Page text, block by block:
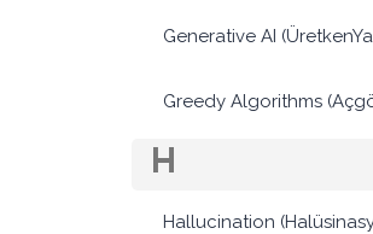
Generative AI
Greedy Algorithms
H
Hallucination